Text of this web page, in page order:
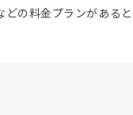
の料金プランがあると